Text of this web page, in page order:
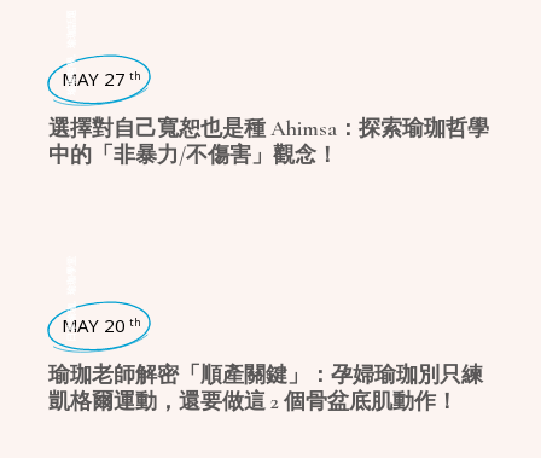
瑜珈哲學
MAY 27 th
選擇對自己寬恕也是種 Ahimsa：探索瑜珈哲學
中的「非暴力/不傷害」觀念！
日常瑜珈
MAY 20 th
瑜珈老師解密「順產關鍵」：孕婦瑜珈別只練
凱格爾運動，還要做這 2 個骨盆底肌動作！